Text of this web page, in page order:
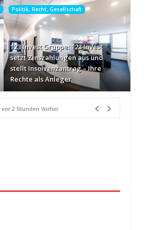
Politik, Recht, Gesellschaft
123 Invest Gruppe: 123 Invest
setzt Zinszahlungen aus und
stellt Insolvenzantrag – Ihre
Rechte als Anleger
vor 2 Stunden Vorher